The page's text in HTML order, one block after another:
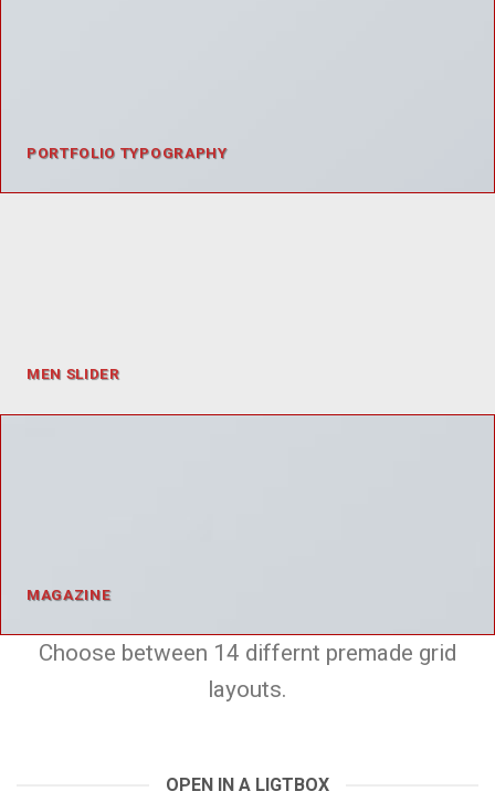
PORTFOLIO TYPOGRAPHY
MEN SLIDER
MAGAZINE
Choose between 14 differnt premade grid
layouts.
OPEN IN A LIGTBOX